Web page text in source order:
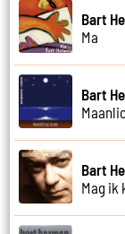
Bart
Ma
Bart
Bart
Mag ik